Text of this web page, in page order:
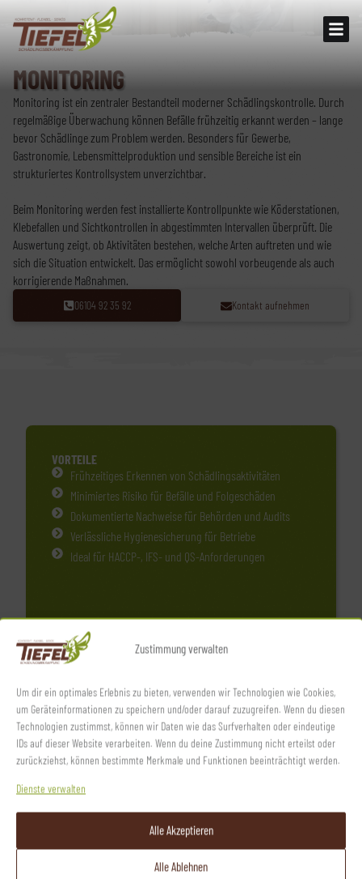
Zustimmung verwalten
Um dir ein optimales Erlebnis zu bieten, verwenden wir Technologien wie Cookies,
um Geräteinformationen zu speichern und/oder darauf zuzugreifen. Wenn du diesen
Technologien zustimmst, können wir Daten wie das Surfverhalten oder eindeutige
IDs auf dieser Website verarbeiten. Wenn du deine Zustimmung nicht erteilst oder
zurückziehst, können bestimmte Merkmale und Funktionen beeinträchtigt werden.
Dienste verwalten
Alle Akzeptieren
Alle Ablehnen
MONITORING
Monitoring ist ein zentraler Bestandteil moderner Schädlingskontrolle. Durch
regelmäßige Überwachung können Befälle frühzeitig erkannt werden – lange
bevor Schädlinge zum Problem werden. Besonders für Gewerbe,
Gastronomie, Lebensmittelproduktion und sensible Bereiche ist ein
strukturiertes Kontrollsystem unverzichtbar.
Beim Monitoring werden fest installierte Kontrollpunkte wie Köderstationen,
Klebefallen und Sichtkontrollen in abgestimmten Intervallen überprüft. Die
Auswertung zeigt, ob Aktivitäten bestehen, welche Arten auftreten und wie
sich die Situation entwickelt. Das ermöglicht sowohl vorbeugende als auch
korrigierende Maßnahmen.
06104 92 35 92 Kontakt aufnehmen
VORTEILE
Frühzeitiges Erkennen von Schädlingsaktivitäten
Minimiertes Risiko für Befälle und Folgeschäden
Dokumentierte Nachweise für Behörden und Audits
Verlässliche Hygienesicherung für Betriebe
Ideal für HACCP-, IFS- und QS-Anforderungen